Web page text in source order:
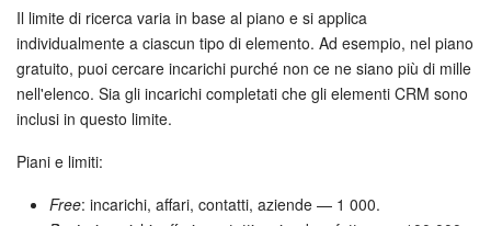
Feed
Messenger
Calendario
Il limite di ricerca varia in base al piano e si applica
individualmente a ciascun tipo di elemento. Ad esempio, nel piano
gratuito, puoi cercare incarichi purché non ce ne siano più di mille
nell'elenco. Sia gli incarichi completati che gli elementi CRM sono
inclusi in questo limite.
Piani e limiti:
Free: incarichi, affari, contatti, aziende — 1 000.